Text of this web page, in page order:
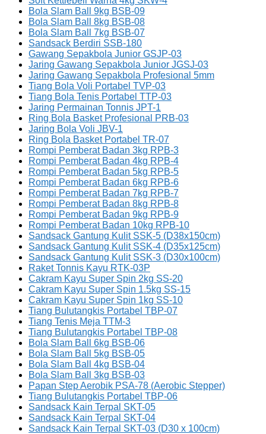
Bola Slam Ball 9kg BSB-09
Bola Slam Ball 8kg BSB-08
Bola Slam Ball 7kg BSB-07
Sandsack Berdiri SSB-180
Gawang Sepakbola Junior GSJP-03
Jaring Gawang Sepakbola Junior JGSJ-03
Jaring Gawang Sepakbola Profesional 5mm
Tiang Bola Voli Portabel TVP-03
Tiang Bola Tenis Portabel TTP-03
Jaring Permainan Tonnis JPT-1
Ring Bola Basket Profesional PRB-03
Jaring Bola Voli JBV-1
Ring Bola Basket Portabel TR-07
Rompi Pemberat Badan 3kg RPB-3
Rompi Pemberat Badan 4kg RPB-4
Rompi Pemberat Badan 5kg RPB-5
Rompi Pemberat Badan 6kg RPB-6
Rompi Pemberat Badan 7kg RPB-7
Rompi Pemberat Badan 8kg RPB-8
Rompi Pemberat Badan 9kg RPB-9
Rompi Pemberat Badan 10kg RPB-10
Sandsack Gantung Kulit SSK-5 (D38x150cm)
Sandsack Gantung Kulit SSK-4 (D35x125cm)
Sandsack Gantung Kulit SSK-3 (D30x100cm)
Raket Tonnis Kayu RTK-03P
Cakram Kayu Super Spin 2kg SS-20
Cakram Kayu Super Spin 1.5kg SS-15
Cakram Kayu Super Spin 1kg SS-10
Tiang Bulutangkis Portabel TBP-07
Tiang Tenis Meja TTM-3
Tiang Bulutangkis Portabel TBP-08
Bola Slam Ball 6kg BSB-06
Bola Slam Ball 5kg BSB-05
Bola Slam Ball 4kg BSB-04
Bola Slam Ball 3kg BSB-03
Papan Step Aerobik PSA-78 (Aerobic Stepper)
Tiang Bulutangkis Portabel TBP-06
Sandsack Kain Terpal SKT-05
Sandsack Kain Terpal SKT-04
Sandsack Kain Terpal SKT-03 (D30 x 100cm)